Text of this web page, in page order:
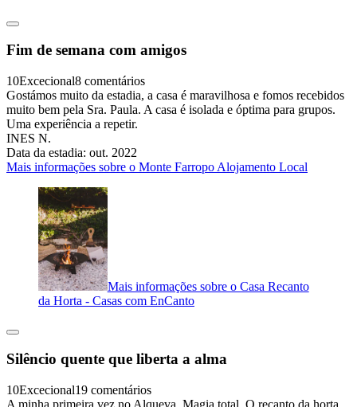
Fim de semana com amigos
10Excecional8 comentários
Gostámos muito da estadia, a casa é maravilhosa e fomos recebidos
muito bem pela Sra. Paula. A casa é isolada e óptima para grupos.
Uma experiência a repetir.
INES N.
Data da estadia: out. 2022
Mais informações sobre o Monte Farropo Alojamento Local
Mais informações sobre o Casa Recanto
da Horta - Casas com EnCanto
Silêncio quente que liberta a alma
10Excecional19 comentários
A minha primeira vez no Alqueva. Magia total. O recanto da horta